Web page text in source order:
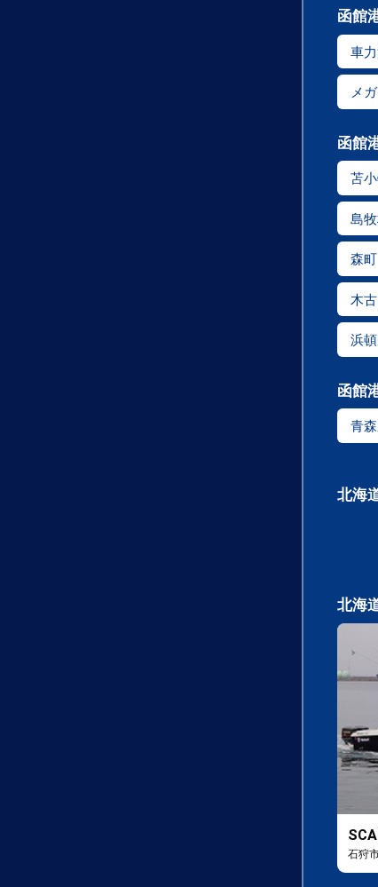
函館
車
メ
函館
苫
島
森町
木
浜
函館
青
北海
北海
石狩